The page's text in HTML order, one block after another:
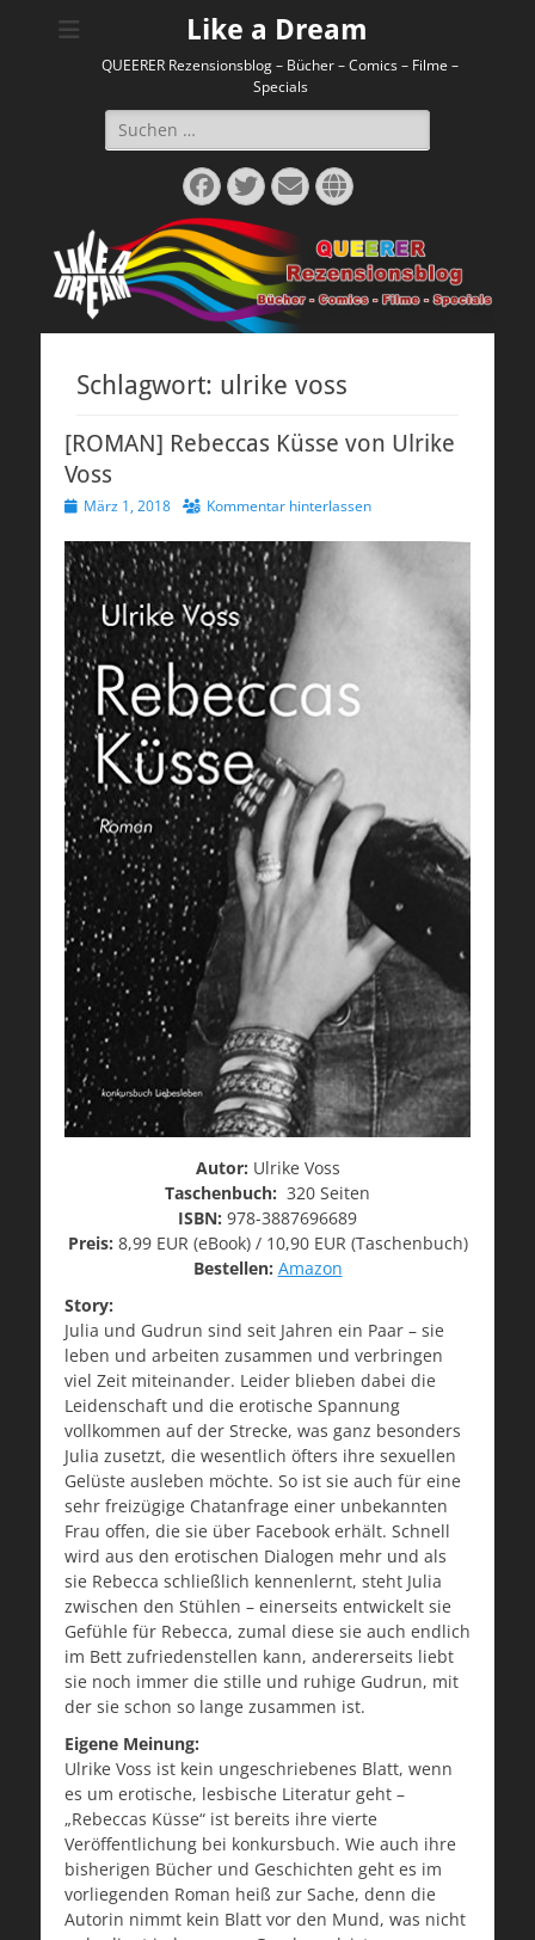
Like a Dream
QUEERER Rezensionsblog – Bücher – Comics – Filme –
Specials
Suchen
nach:
Facebook
Twitter
E-
Mail
Website
Schlagwort: ulrike voss
[ROMAN] Rebeccas Küsse von Ulrike
Voss
Veröffentlicht
März 1, 2018 Kommentar hinterlassen
Autor: Ulrike Voss
Taschenbuch: 320 Seiten
ISBN: 978-3887696689
Preis: 8,99 EUR (eBook) / 10,90 EUR (Taschenbuch)
Bestellen: Amazon
Story:
Julia und Gudrun sind seit Jahren ein Paar – sie
leben und arbeiten zusammen und verbringen
viel Zeit miteinander. Leider blieben dabei die
Leidenschaft und die erotische Spannung
vollkommen auf der Strecke, was ganz besonders
Julia zusetzt, die wesentlich öfters ihre sexuellen
Gelüste ausleben möchte. So ist sie auch für eine
sehr freizügige Chatanfrage einer unbekannten
Frau offen, die sie über Facebook erhält. Schnell
wird aus den erotischen Dialogen mehr und als
sie Rebecca schließlich kennenlernt, steht Julia
zwischen den Stühlen – einerseits entwickelt sie
Gefühle für Rebecca, zumal diese sie auch endlich
im Bett zufriedenstellen kann, andererseits liebt
sie noch immer die stille und ruhige Gudrun, mit
der sie schon so lange zusammen ist.
Eigene Meinung:
Ulrike Voss ist kein ungeschriebenes Blatt, wenn
es um erotische, lesbische Literatur geht –
„Rebeccas Küsse“ ist bereits ihre vierte
Veröffentlichung bei konkursbuch. Wie auch ihre
bisherigen Bücher und Geschichten geht es im
vorliegenden Roman heiß zur Sache, denn die
Autorin nimmt kein Blatt vor den Mund, was nicht